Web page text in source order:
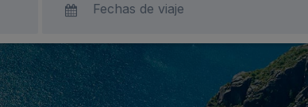
Fechas de viaje